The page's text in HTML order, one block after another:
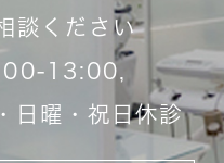
談ください
13:00,
曜・祝日休診